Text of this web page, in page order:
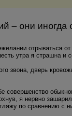
– они
отрываться
утра я страшна и
звона, дверь
совершенство
я нервно
по сравнению с